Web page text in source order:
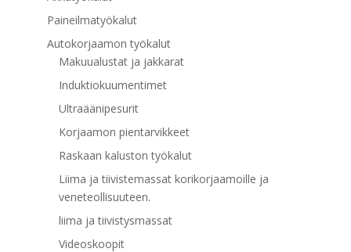
Paineilmatyökalut
Autokorjaamon työkalut
Makuualustat ja jakkarat
Induktiokuumentimet
Ultraäänipesurit
Korjaamon pientarvikkeet
Raskaan kaluston työkalut
Liima ja tiivistemassat korikorjaamoille ja
veneteollisuuteen.
liima ja tiivistysmassat
Videoskoopit